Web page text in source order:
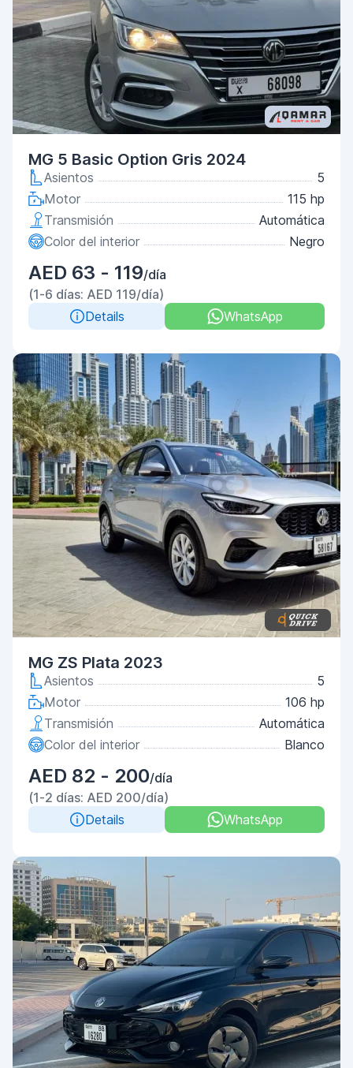
MG 5 Basic Option Gris 2024
Asientos
5
Motor
115 hp
Transmisión
Automática
Color del interior
Negro
AED 63 - 119/día
(1-6 días: AED 119/día)
Details
WhatsApp
MG ZS Plata 2023
Asientos
5
Motor
106 hp
Transmisión
Automática
Color del interior
Blanco
AED 82 - 200/día
(1-2 días: AED 200/día)
Details
WhatsApp